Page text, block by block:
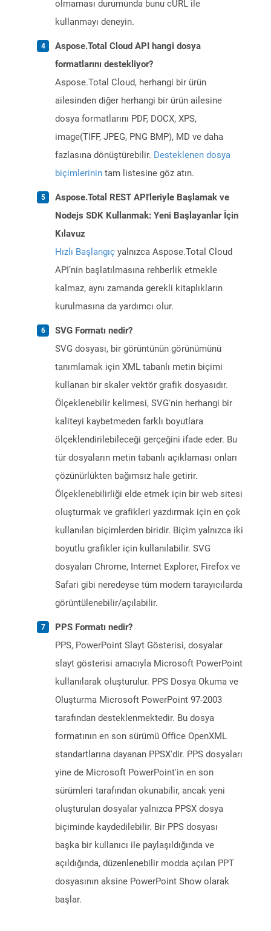
olmaması durumunda bunu cURL ile
kullanmayı deneyin.
Aspose.Total Cloud API hangi dosya
formatlarını destekliyor?
Aspose.Total Cloud, herhangi bir ürün
ailesinden diğer herhangi bir ürün ailesine
dosya formatlarını PDF, DOCX, XPS,
image(TIFF, JPEG, PNG BMP), MD ve daha
fazlasına dönüştürebilir. Desteklenen dosya
biçimlerinin tam listesine göz atın.
Aspose.Total REST API'leriyle Başlamak ve
Nodejs SDK Kullanmak: Yeni Başlayanlar İçin
Kılavuz
Hızlı Başlangıç yalnızca Aspose.Total Cloud
API’nin başlatılmasına rehberlik etmekle
kalmaz, aynı zamanda gerekli kitaplıkların
kurulmasına da yardımcı olur.
SVG Formatı nedir?
SVG dosyası, bir görüntünün görünümünü
tanımlamak için XML tabanlı metin biçimi
kullanan bir skaler vektör grafik dosyasıdır.
Ölçeklenebilir kelimesi, SVG'nin herhangi bir
kaliteyi kaybetmeden farklı boyutlara
ölçeklendirilebileceği gerçeğini ifade eder. Bu
tür dosyaların metin tabanlı açıklaması onları
çözünürlükten bağımsız hale getirir.
Ölçeklenebilirliği elde etmek için bir web sitesi
oluşturmak ve grafikleri yazdırmak için en çok
kullanılan biçimlerden biridir. Biçim yalnızca iki
boyutlu grafikler için kullanılabilir. SVG
dosyaları Chrome, Internet Explorer, Firefox ve
Safari gibi neredeyse tüm modern tarayıcılarda
görüntülenebilir/açılabilir.
PPS Formatı nedir?
PPS, PowerPoint Slayt Gösterisi, dosyalar
slayt gösterisi amacıyla Microsoft PowerPoint
kullanılarak oluşturulur. PPS Dosya Okuma ve
Oluşturma Microsoft PowerPoint 97-2003
tarafından desteklenmektedir. Bu dosya
formatının en son sürümü Office OpenXML
standartlarına dayanan PPSX'dir. PPS dosyaları
yine de Microsoft PowerPoint'in en son
sürümleri tarafından okunabilir, ancak yeni
oluşturulan dosyalar yalnızca PPSX dosya
biçiminde kaydedilebilir. Bir PPS dosyası
başka bir kullanıcı ile paylaşıldığında ve
açıldığında, düzenlenebilir modda açılan PPT
dosyasının aksine PowerPoint Show olarak
başlar.